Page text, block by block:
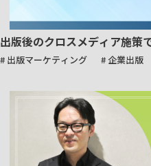
出版後のクロスメディア施策
# 出版マーケティング # 企業出版